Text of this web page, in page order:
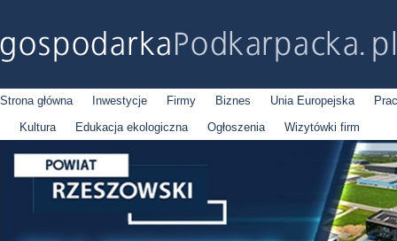
Strona główna Inwestycje Firmy Biznes Unia Europejska
Kultura
Edukacja ekologiczna Ogłoszenia Wizytówki firm